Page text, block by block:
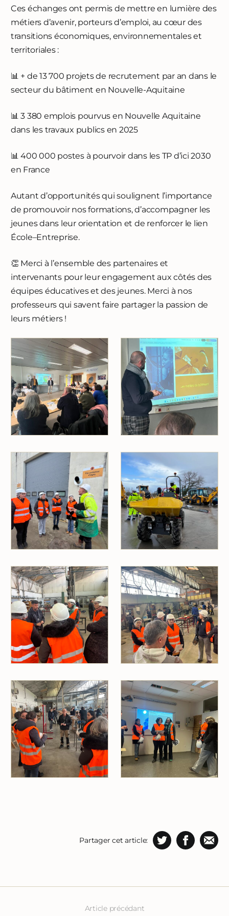
Ces échanges ont permis de mettre en lumière des
métiers d’avenir, porteurs d’emploi, au cœur des
transitions économiques, environnementales et
territoriales :
📊 + de 13 700 projets de recrutement par an dans le
secteur du bâtiment en Nouvelle-Aquitaine
📊 3 380 emplois pourvus en Nouvelle Aquitaine
dans les travaux publics en 2025
📊 400 000 postes à pourvoir dans les TP d’ici 2030
en France
Autant d’opportunités qui soulignent l’importance
de promouvoir nos formations, d’accompagner les
jeunes dans leur orientation et de renforcer le lien
École–Entreprise.
👏 Merci à l’ensemble des partenaires et
intervenants pour leur engagement aux côtés des
équipes éducatives et des jeunes. Merci à nos
professeurs qui savent faire partager la passion de
leurs métiers !
Partager cet article:
Article précédant